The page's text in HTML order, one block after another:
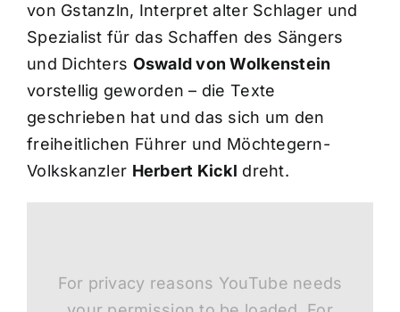
von Gstanzln, Interpret alter Schlager und
Spezialist für das Schaffen des Sängers
und Dichters Oswald von Wolkenstein
vorstellig geworden – die Texte
geschrieben hat und das sich um den
freiheitlichen Führer und Möchtegern-
Volkskanzler Herbert Kickl dreht.
For privacy reasons YouTube needs